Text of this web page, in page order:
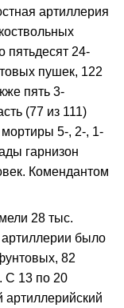
артиллерия
пятьдесят 24-
пушек, 122
пять 3-
(77 из 111)
мортиры 5-, 2-, 1-
гарнизон
Комендантом
28 тыс.
было
82
С 13 по 20
артиллерийский